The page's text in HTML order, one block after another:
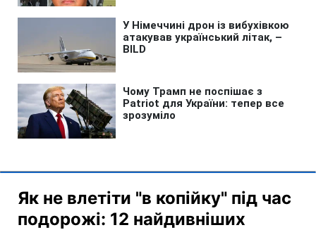
Як не влетіти "в копійку" під час
подорожі: 12 найдивніших